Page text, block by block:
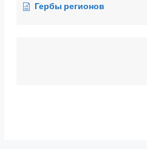
Гербы регионов